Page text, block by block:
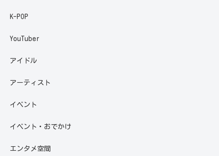
K-POP
YouTuber
アイドル
アーティスト
イベント
イベント・おでかけ
エンタメ空間